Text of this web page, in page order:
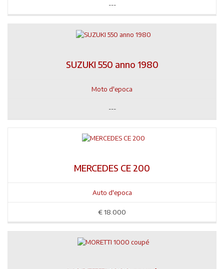
---
SUZUKI 550 anno 1980
Moto d'epoca
---
MERCEDES CE 200
Auto d'epoca
€18.000